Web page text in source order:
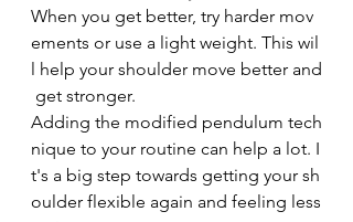
When you get better, try harder mov
ements or use a light weight. This wil
l help your shoulder move better and
get stronger.
Adding the modified pendulum tech
nique to your routine can help a lot. I
t's a big step towards getting your sh
oulder flexible again and feeling less